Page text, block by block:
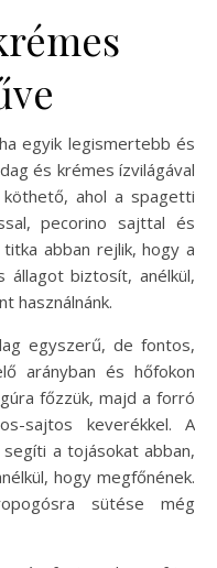
egyik legismertebb és
és krémes ízvilágával
ahol a spagetti
pecorino sajttal és
titka abban rejlik, hogy a
biztosít, anélkül,
használnánk.
egyszerű, de fontos,
arányban és hőfokon
főzzük, majd a forró
sajtos keverékkel. A
a tojásokat abban,
hogy megfőnének.
sütése még